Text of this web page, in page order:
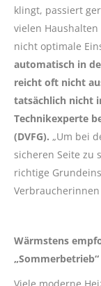
klingt, passiert
vielen
nicht optimale
automatisch in
reicht oft nicht
tatsächlich nicht
Technikexperte
(DVFG). „Um bei
sicheren Seite zu
richtige
Wärmstens
„Sommerbetrieb“